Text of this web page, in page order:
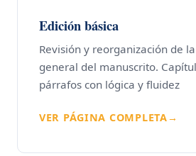
Edición básica
Revisión y reorganización de
general del manuscrito.
párrafos con lógica y fluidez
VER PÁGINA COMPLETA→